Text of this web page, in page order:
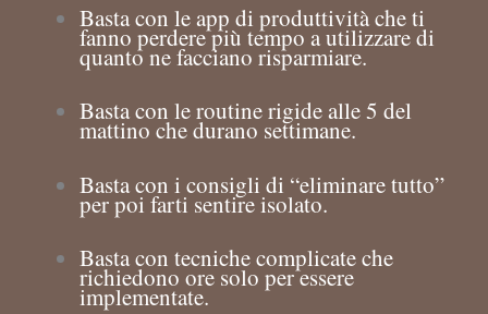
Basta con le app di produttività che ti
fanno perdere più tempo a utilizzare di
quanto ne facciano risparmiare.
Basta con le routine rigide alle 5 del
mattino che durano settimane.
Basta con i consigli di “eliminare tutto”
per poi farti sentire isolato.
Basta con tecniche complicate che
richiedono ore solo per essere
implementate.